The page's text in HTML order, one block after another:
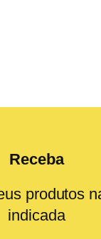
Receba
produtos
indicada